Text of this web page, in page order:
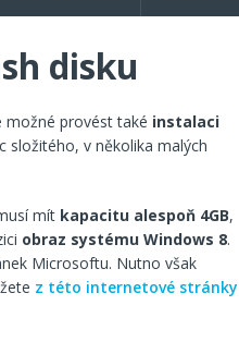
disku
možné provést také instalaci
složitého, v několika malých
mít kapacitu alespoň 4GB,
obraz systému Windows 8.
Microsoftu. Nutno však
z této internetové stránky